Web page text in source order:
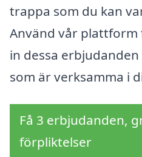
trappa som du kan
Använd vår plattform
in dessa
som är verksamma i
Få 3 erbjudanden,
förpliktelser